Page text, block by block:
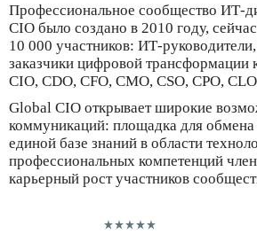
Профессиональное сообщество ИТ-
CIO было создано в 2010 году,
10 000 участников: ИТ-
заказчики цифровой трансформации
CIO, CDO, CFO, CMO, CSO, CPO,
Global CIO открывает широкие
коммуникаций: площадка для
единой базе знаний в области
профессиональных компетенций
карьерный рост участников